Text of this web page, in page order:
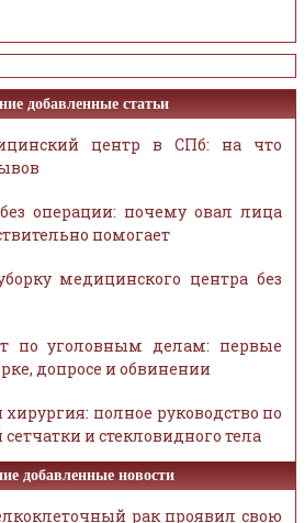
добавленные статьи
центр в СПб: на что
операции: почему овал лица
помогает
медицинского центра без
по уголовным делам: первые
допросе и обвинении
полное руководство по
и стекловидного тела
добавленные новости
рак проявил свою